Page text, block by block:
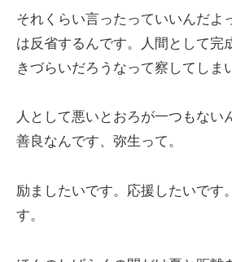
それくらい言ったっていいんだよ
は反省するんです。人間として完
きづらいだろうなって察してしま
人として悪いとおろが一つもない
善良なんです、弥生って。
励ましたいです。応援したいです
す。